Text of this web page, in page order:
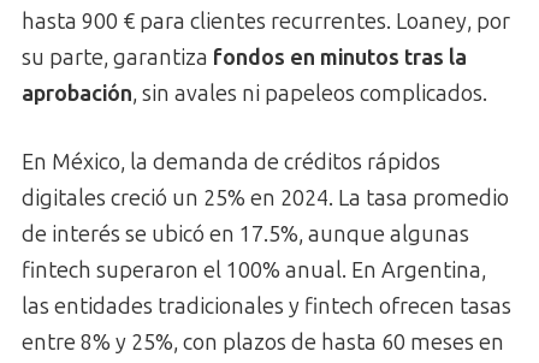
hasta 900 € para clientes recurrentes. Loaney, por
su parte, garantiza fondos en minutos tras la
aprobación, sin avales ni papeleos complicados.
En México, la demanda de créditos rápidos
digitales creció un 25% en 2024. La tasa promedio
de interés se ubicó en 17.5%, aunque algunas
fintech superaron el 100% anual. En Argentina,
las entidades tradicionales y fintech ofrecen tasas
entre 8% y 25%, con plazos de hasta 60 meses en